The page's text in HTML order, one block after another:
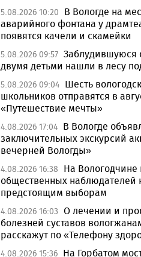
5.08.2026 10:20
В Вологде на
аварийного фонтана у
появятся качели и скамейки
5.08.2026 09:57 Заблудившуюся
двумя детьми нашли в лесу
5.08.2026 09:04 Шесть
школьников отправятся в
«Путешествие мечты»
4.08.2026 17:04 В Вологде
заключительных экскурсий
вечерней Вологды»
4.08.2026 16:38
На Вологодчине
общественных наблюдателей
предстоящим выборам
4.08.2026 16:03 О лечении и
болезней суставов
расскажут по «Телефону
4.08.2026 15:36 На Горбатом